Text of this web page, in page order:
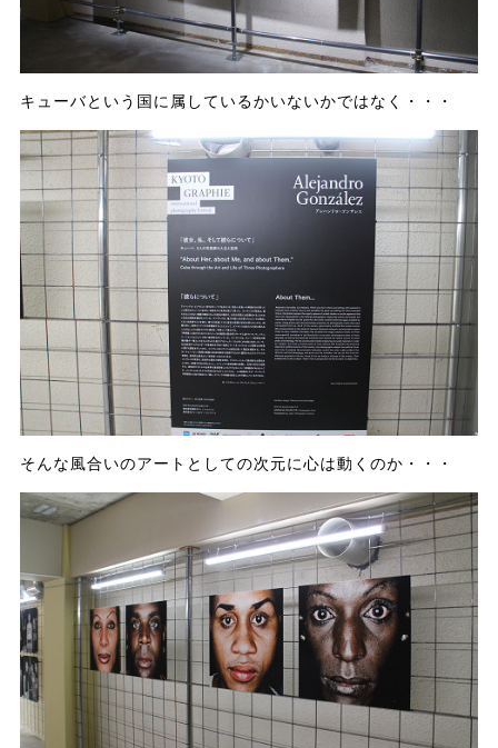
キューバという国に属しているかいないかではなく・・・
そんな風合いのアートとしての次元に心は動くのか・・・